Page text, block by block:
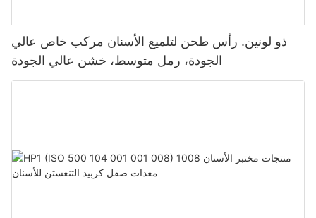
ذو لونين. رأس طحن لتلميع الأسنان مركب خاص عالي
الجودة، رمل متوسط، خشن عالي الجودة